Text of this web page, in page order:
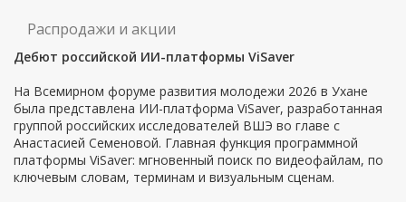
Распродажи и акции
Дебют российской ИИ-платформы ViSaver
На Всемирном форуме развития молодежи 2026 в Ухане
была представлена ИИ-платформа ViSaver, разработанная
группой российских исследователей ВШЭ во главе с
Анастасией Семеновой. Главная функция программной
платформы ViSaver: мгновенный поиск по видеофайлам, по
ключевым словам, терминам и визуальным сценам.